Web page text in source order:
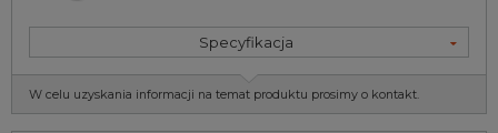
Specyfikacja
W celu uzyskania informacji na temat produktu prosimy o kontakt.